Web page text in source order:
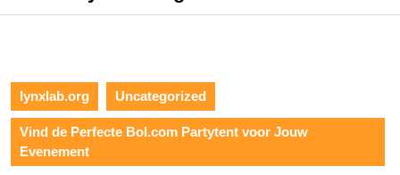
lynxlab.org Uncategorized
Vind de Perfecte Bol.com Partytent voor Jouw
Evenement